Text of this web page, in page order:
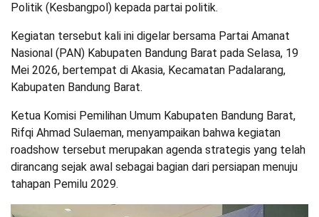
Politik (Kesbangpol) kepada partai politik.
Kegiatan tersebut kali ini digelar bersama Partai Amanat
Nasional (PAN) Kabupaten Bandung Barat pada Selasa, 19
Mei 2026, bertempat di Akasia, Kecamatan Padalarang,
Kabupaten Bandung Barat.
Ketua Komisi Pemilihan Umum Kabupaten Bandung Barat,
Rifqi Ahmad Sulaeman, menyampaikan bahwa kegiatan
roadshow tersebut merupakan agenda strategis yang telah
dirancang sejak awal sebagai bagian dari persiapan menuju
tahapan Pemilu 2029.